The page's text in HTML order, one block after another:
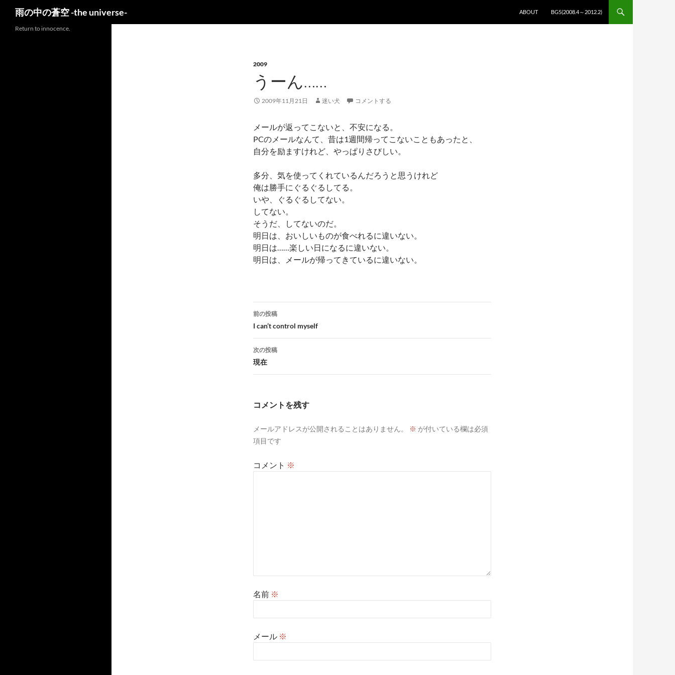
雨の中の蒼空 -the universe-
ABOUT
BG5(2008.4～2012.2)
2009
うーん……
2009年11月21日 迷い犬 コメントする
メールが返ってこないと、不安になる。
PCのメールなんて、昔は1週間帰ってこないこともあったと、
自分を励ますけれど、やっぱりさびしい。
多分、気を使ってくれているんだろうと思うけれど
俺は勝手にぐるぐるしてる。
いや、ぐるぐるしてない。
してない。
そうだ、してないのだ。
明日は、おいしいものが食べれるに違いない。
明日は……楽しい日になるに違いない。
明日は、メールが帰ってきているに違いない。
投
稿
ナ
ビ
ゲ
ョ
前の投稿
I can’t control myself
次の投稿
現在
コメントを残す
メールアドレスが公開されることはありません。 ※ が付いている欄は必須
項目です
コメント ※
名前 ※
メール ※
Return to innocence.